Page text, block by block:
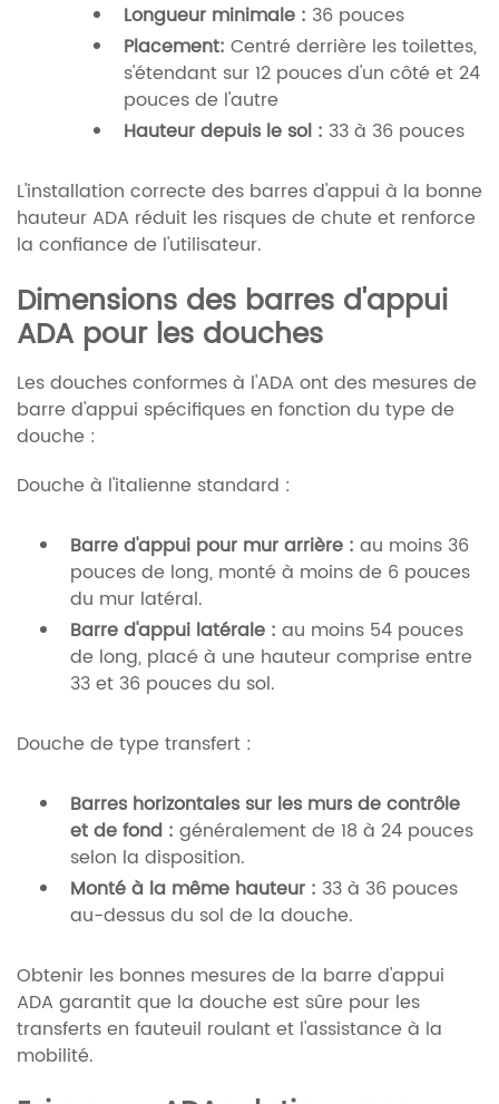
Longueur minimale : 36 pouces
Placement: Centré derrière les toilettes,
s'étendant sur 12 pouces d'un côté et 24
pouces de l'autre
Hauteur depuis le sol : 33 à 36 pouces
L'installation correcte des barres d'appui à la bonne
hauteur ADA réduit les risques de chute et renforce
la confiance de l'utilisateur.
Dimensions des barres d'appui
ADA pour les douches
Les douches conformes à l'ADA ont des mesures de
barre d'appui spécifiques en fonction du type de
douche :
Douche à l'italienne standard :
Barre d'appui pour mur arrière : au moins 36
pouces de long, monté à moins de 6 pouces
du mur latéral.
Barre d'appui latérale : au moins 54 pouces
de long, placé à une hauteur comprise entre
33 et 36 pouces du sol.
Douche de type transfert :
Barres horizontales sur les murs de contrôle
et de fond : généralement de 18 à 24 pouces
selon la disposition.
Monté à la même hauteur : 33 à 36 pouces
au-dessus du sol de la douche.
Obtenir les bonnes mesures de la barre d'appui
ADA garantit que la douche est sûre pour les
transferts en fauteuil roulant et l'assistance à la
mobilité.